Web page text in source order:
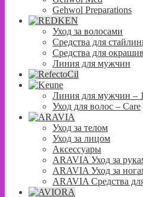
Gehwol Preparations
Уход за волосами
Средства для
Средства для
Линия для мужчин
Линия для мужчин –
Уход для волос – Сare
Уход за телом
Уход за лицом
Аксессуары
ARAVIA Уход за
ARAVIA Уход за
ARAVIA Средства